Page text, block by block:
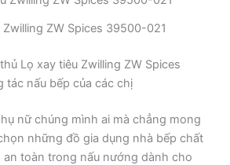
Zwilling ZW Spices 39500-021
Lọ xay tiêu Zwilling ZW Spices
tác nấu bếp của các chị
nữ chúng mình ai mà chẳng mong
những đồ gia dụng nhà bếp chất
an toàn trong nấu nướng dành cho